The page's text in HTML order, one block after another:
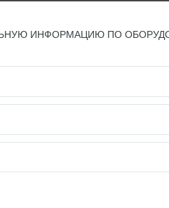
ИНФОРМАЦИЮ ПО